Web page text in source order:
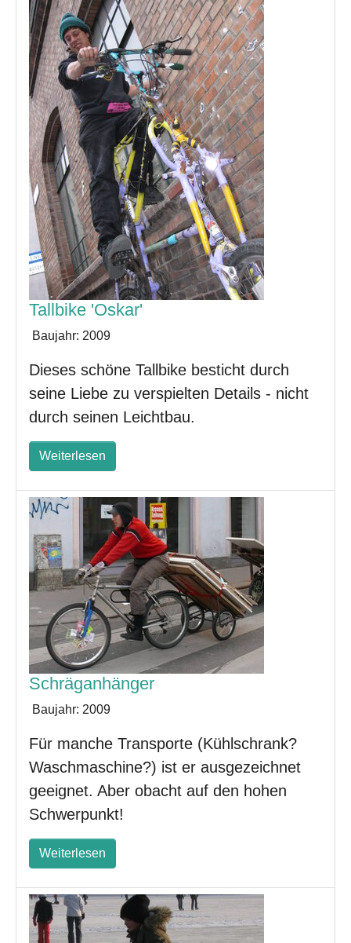
Tallbike 'Oskar'
Baujahr: 2009
Dieses schöne Tallbike besticht durch
seine Liebe zu verspielten Details - nicht
durch seinen Leichtbau.
Weiterlesen
Schräganhänger
Baujahr: 2009
Für manche Transporte (Kühlschrank?
Waschmaschine?) ist er ausgezeichnet
geeignet. Aber obacht auf den hohen
Schwerpunkt!
Weiterlesen